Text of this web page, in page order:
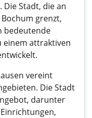
Stadt, die an
grenzt,
bedeutende
einem attraktiven
vereint
Die Stadt
darunter